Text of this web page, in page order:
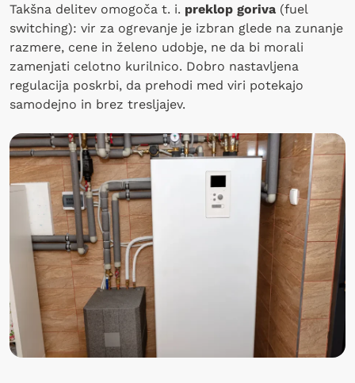
Takšna delitev omogoča t. i. preklop goriva (fuel
switching): vir za ogrevanje je izbran glede na zunanje
razmere, cene in želeno udobje, ne da bi morali
zamenjati celotno kurilnico. Dobro nastavljena
regulacija poskrbi, da prehodi med viri potekajo
samodejno in brez tresljajev.